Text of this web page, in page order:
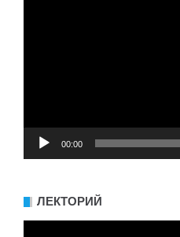
00:00
ЛЕКТОРИЙ